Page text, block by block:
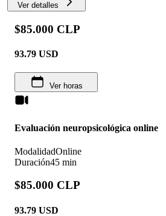
Ver detalles
$85.000 CLP
93.79 USD
Ver horas
Evaluación neuropsicológica online
ModalidadOnline
Duración45 min
$85.000 CLP
93.79 USD